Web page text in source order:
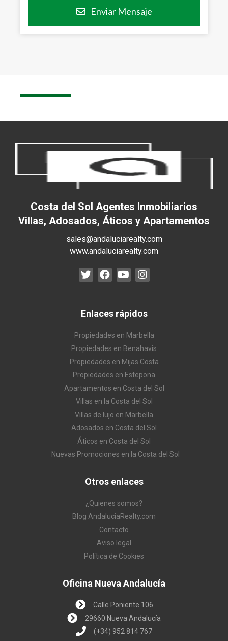
Enviar Mensaje
Costa del Sol Agentes Inmobiliarios
Villas, Adosados, Áticos y Apartamentos
sales@andaluciarealty.com
www.andaluciarealty.com
Enlaces rápidos
Propiedades en Marbella
Propiedades en Benahavis
Propiedades en Mijas Costa
Propiedades en Estepona
Apartamentos en Costa del Sol
Villas en la Costa del Sol
Villas de lujo en Marbella
Adosados en Costa del Sol
Áticos en Costa del Sol
Nuevas Promociones en la Costa del Sol
Otros enlaces
¿Quienes somos?
Blog AndaluciaRealty.com
Contacto
Aviso legal
Política de Cookies
Oficina Nueva Andalucía
Calle Poniente 106
29660 Nueva Andalucía
(+34) 952 814 767